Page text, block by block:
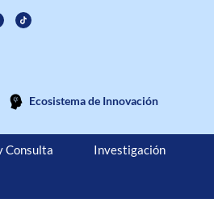
Ecosistema de Innovación
Consulta Investigación